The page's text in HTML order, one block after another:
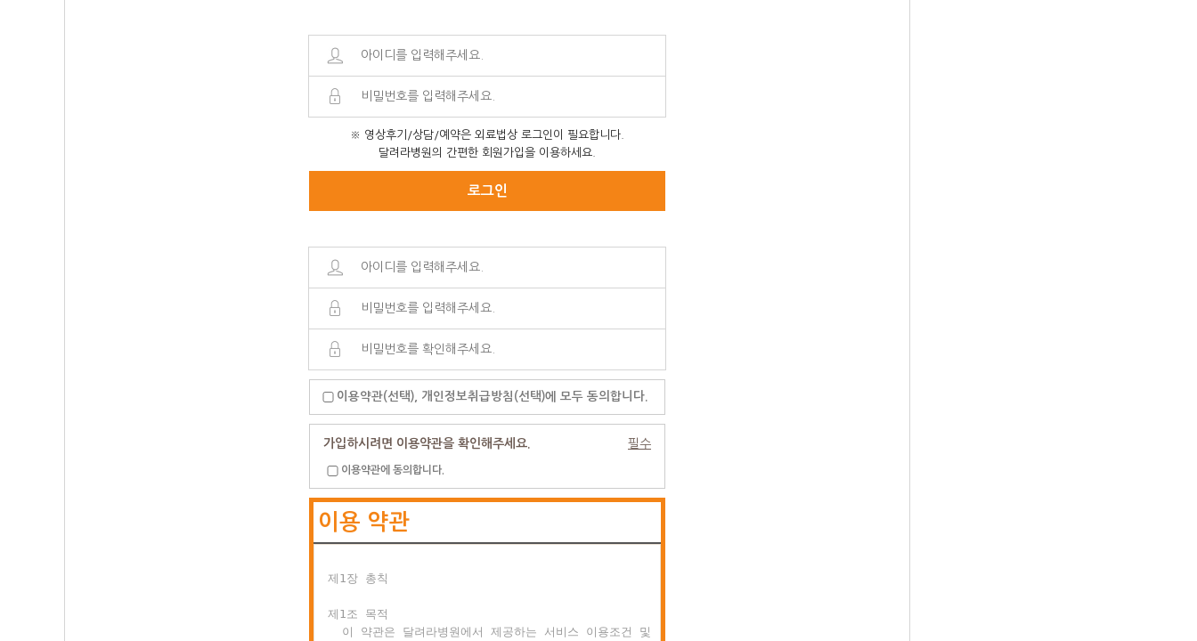
※ 영상후기/상담/예약은 외료법상 로그인이 필요합니다.
달려라병원의 간편한 회원가입을 이용하세요.
로그인
이용약관(선택), 개인정보취급방침(선택)에 모두 동의합니다.
필수
가입하시려면 이용약관을 확인해주세요.
이용약관에 동의합니다.
이용 약관
제1장 총칙
제1조 목적
  이 약관은 달려라병원에서 제공하는 서비스 이용조건 및